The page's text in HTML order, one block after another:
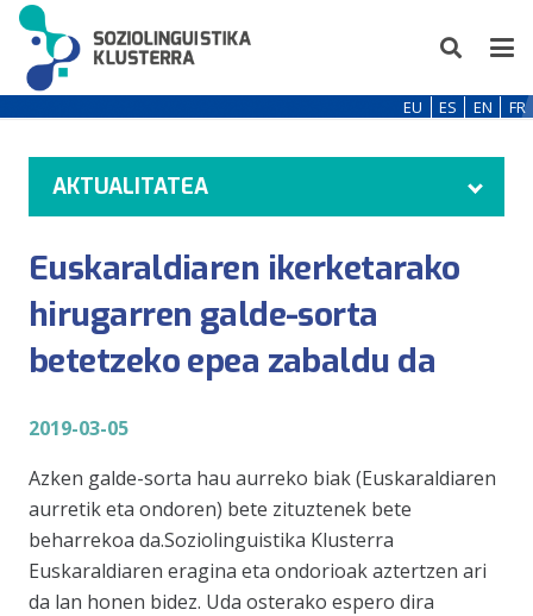
EU ES EN FR
AKTUALITATEA
Euskaraldiaren ikerketarako
hirugarren galde-sorta
betetzeko epea zabaldu da
2019-03-05
Azken galde-sorta hau aurreko biak (Euskaraldiaren
aurretik eta ondoren) bete zituztenek bete
beharrekoa da.Soziolinguistika Klusterra
Euskaraldiaren eragina eta ondorioak aztertzen ari
da lan honen bidez. Uda osterako espero dira